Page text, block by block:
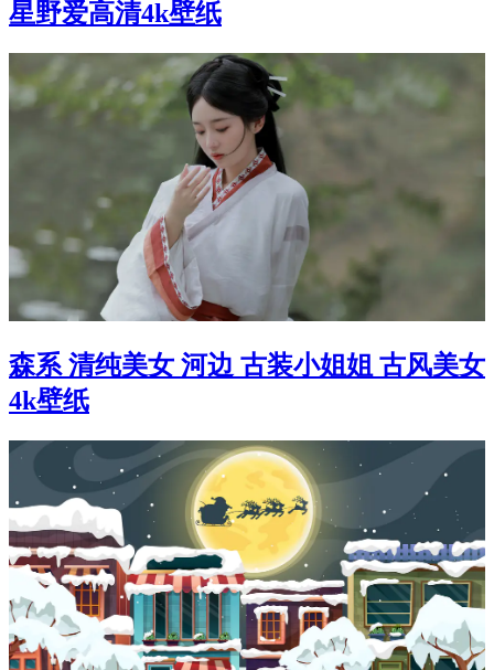
星野爱高清4k壁纸
森系 清纯美女 河边 古装小姐姐 古风美女
4k壁纸